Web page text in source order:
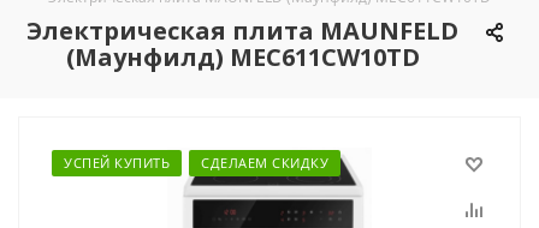
Электрическая плита MAUNFELD
(Маунфилд) MEC611CW10TD
УСПЕЙ КУПИТЬ СДЕЛАЕМ СКИДКУ